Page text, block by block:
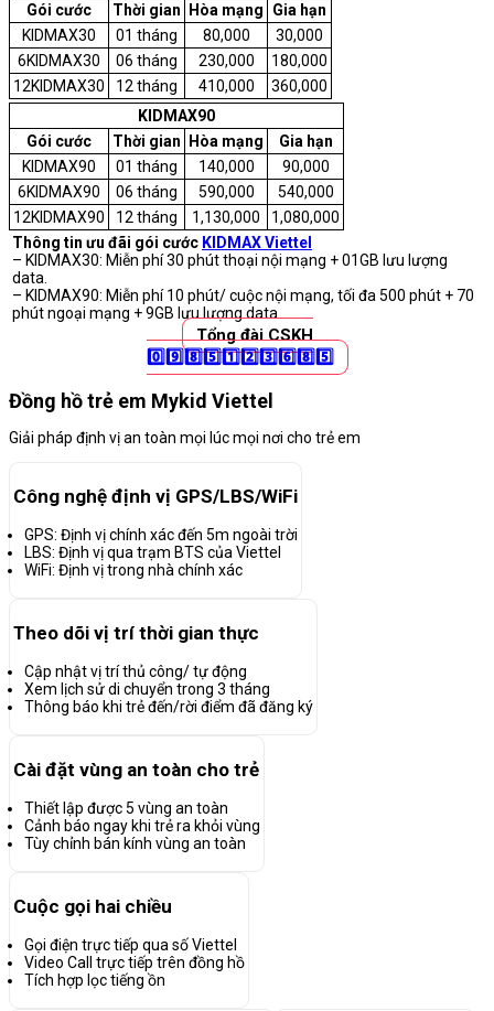
Gói cước
Thời gian Hòa mạng
Gia hạn
KIDMAX30
01 tháng 80,000
30,000
6KIDMAX30
06 tháng 230,000
180,000
12KIDMAX30
12 tháng 410,000
360,000
KIDMAX90
Gói cước
Thời gian Hòa mạng
Gia hạn
KIDMAX90
01 tháng 140,000
90,000
6KIDMAX90
06 tháng 590,000
540,000
12KIDMAX90
12 tháng 1,130,000
1,080,000
Thông tin ưu đãi gói cước KIDMAX Viettel
– KIDMAX30: Miễn phí 30 phút thoại nội mạng + 01GB lưu lượng
data.
– KIDMAX90: Miễn phí 10 phút/ cuộc nội mạng, tối đa 500 phút + 70
phút ngoại mạng + 9GB lưu lượng data
Tổng đài CSKH
0️⃣9️⃣8️⃣5️⃣1️⃣2️⃣3️⃣6️⃣8️⃣5️⃣
Đồng hồ trẻ em Mykid Viettel
Giải pháp định vị an toàn mọi lúc mọi nơi cho trẻ em
Công nghệ định vị GPS/LBS/WiFi
GPS: Định vị chính xác đến 5m ngoài trời
LBS: Định vị qua trạm BTS của Viettel
WiFi: Định vị trong nhà chính xác
Theo dõi vị trí thời gian thực
Cập nhật vị trí thủ công/ tự động
Xem lịch sử di chuyển trong 3 tháng
Thông báo khi trẻ đến/rời điểm đã đăng ký
Cài đặt vùng an toàn cho trẻ
Thiết lập được 5 vùng an toàn
Cảnh báo ngay khi trẻ ra khỏi vùng
Tùy chỉnh bán kính vùng an toàn
Cuộc gọi hai chiều
Gọi điện trực tiếp qua số Viettel
Video Call trực tiếp trên đồng hồ
Tích hợp lọc tiếng ồn